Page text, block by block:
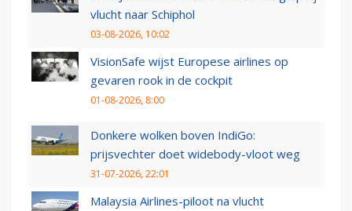
vlucht naar Schiphol
03-08-2026, 10:02
VisionSafe wijst Europese airlines op
gevaren rook in de cockpit
01-08-2026, 8:00
Donkere wolken boven IndiGo:
prijsvechter doet widebody-vloot weg
31-07-2026, 22:01
Malaysia Airlines-piloot na vlucht